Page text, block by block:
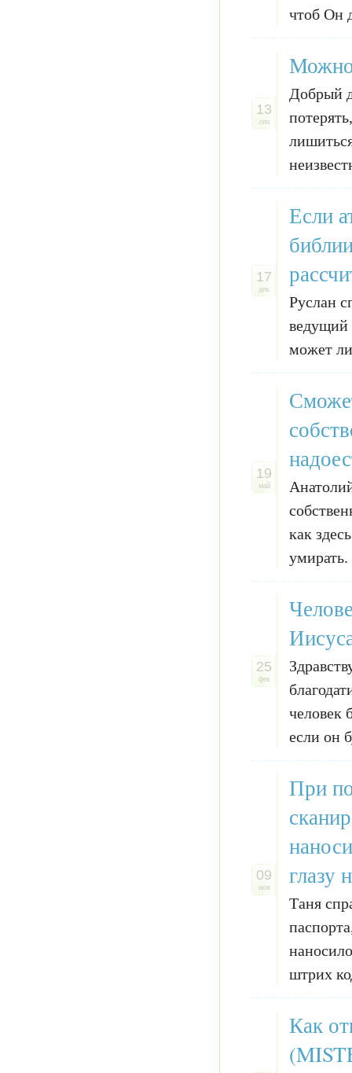
чтоб Он
13
сен
Можно
Добрый
17
дек
Если
Руслан
ведущий
может
19
май
как
25
фев
человек
если он
09
ноя
При
глазу
Таня
штрих
Как